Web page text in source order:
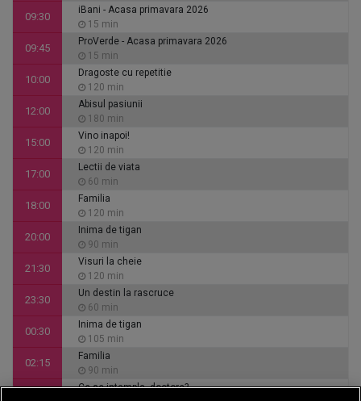
09:30
iBani - Acasa primavara 2026
15 min
09:45
ProVerde - Acasa primavara 2026
15 min
10:00
Dragoste cu repetitie
120 min
12:00
Abisul pasiunii
180 min
15:00
Vino inapoi!
120 min
17:00
Lectii de viata
60 min
18:00
Familia
120 min
20:00
Inima de tigan
90 min
21:30
Visuri la cheie
120 min
23:30
Un destin la rascruce
60 min
00:30
Inima de tigan
105 min
02:15
Familia
90 min
Ce se intampla, doctore?